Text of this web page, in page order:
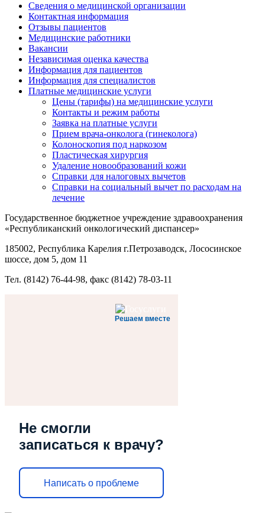
Сведения о медицинской организации
Контактная информация
Отзывы пациентов
Медицинские работники
Вакансии
Независимая оценка качества
Информация для пациентов
Информация для специалистов
Платные медицинские услуги
Цены (тарифы) на медицинские услуги
Контакты и режим работы
Заявка на платные услуги
Прием врача-онколога (гинеколога)
Колоноскопия под наркозом
Пластическая хирургия
Удаление новообразований кожи
Справки для налоговых вычетов
Справки на социальный вычет по расходам на
лечение
Государственное бюджетное учреждение здравоохранения
«Республиканский онкологический диспансер»
185002, Республика Карелия г.Петрозаводск, Лососинское
шоссе, дом 5, дом 11
Тел. (8142) 76-44-98, факс (8142) 78-03-11
Решаем вместе
Не смогли
записаться к врачу?
Написать о проблеме